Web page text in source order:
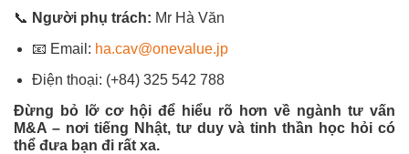
📞 Người phụ trách: Mr Hà Văn
📧 Email: ha.cav@onevalue.jp
Điện thoại: (+84) 325 542 788
Đừng bỏ lỡ cơ hội để hiểu rõ hơn về ngành tư vấn
M&A – nơi tiếng Nhật, tư duy và tinh thần học hỏi có
thể đưa bạn đi rất xa.